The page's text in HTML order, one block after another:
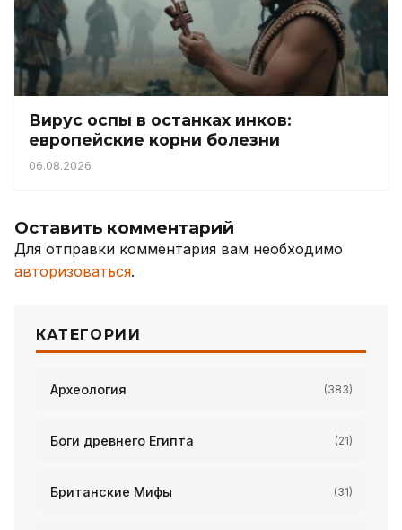
Вирус оспы в останках инков:
европейские корни болезни
06.08.2026
Оставить комментарий
Для отправки комментария вам необходимо
авторизоваться.
КАТЕГОРИИ
Археология (383)
Боги древнего Египта (21)
Британские Мифы (31)